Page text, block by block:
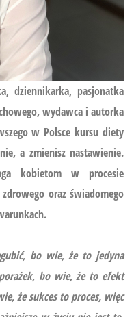
dziennikarka, pasjonatka
wydawca i autorka
w Polsce kursu diety
a zmienisz nastawienie.
kobietom w procesie
oraz świadomego
bo wie, że to jedyna
bo wie, że to efekt
że sukces to proces, więc